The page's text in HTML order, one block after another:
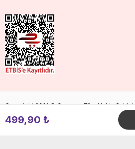
499,90 ₺
Copyright 2021 © Cossop. Tüm Hakkı Saklıdır.